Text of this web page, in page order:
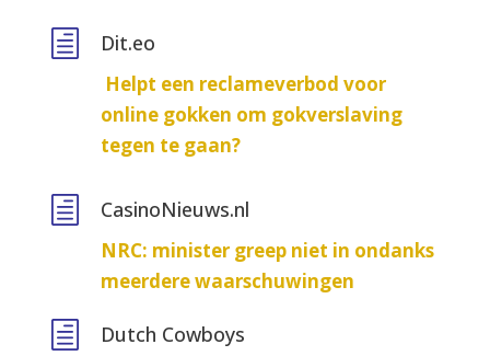
h Dit.eo
Helpt een reclameverbod voor
online gokken om gokverslaving
tegen te gaan?
h CasinoNieuws.nl
NRC: minister greep niet in ondanks
meerdere waarschuwingen
h Dutch Cowboys